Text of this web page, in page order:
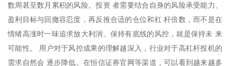
数周甚至数月累积的风险。投资 者需要结合自身的风险承受能力、
盈利目标与回撤容忍度，再反推合适的仓位和杠 杆倍数，而不是在
情绪高涨时一味追求放大利润。保持有底线的风控，就是保持未 来
可能性。 用户对于风控成果的理解越深入，行业对于高杠杆投机的
需求自然会 逐步降低。在恒信证券官网等渠道，可以看到越来越多